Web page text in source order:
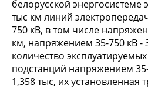
белорусской энергосистеме
тыс км линий
750 кВ, в том числе
км, напряжением 35-750 кВ -
количество
подстанций напряжением
1,358 тыс, их установленная